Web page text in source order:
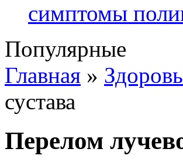
симптомы
Популярные
Главная »
сустава
Перелом